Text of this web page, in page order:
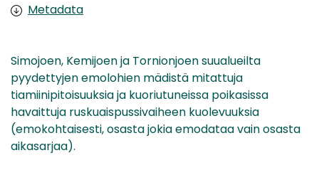
Metadata
Simojoen, Kemijoen ja Tornionjoen suualueilta
pyydettyjen emolohien mädistä mitattuja
tiamiinipitoisuuksia ja kuoriutuneissa poikasissa
havaittuja ruskuaispussivaiheen kuolevuuksia
(emokohtaisesti, osasta jokia emodataa vain osasta
aikasarjaa).